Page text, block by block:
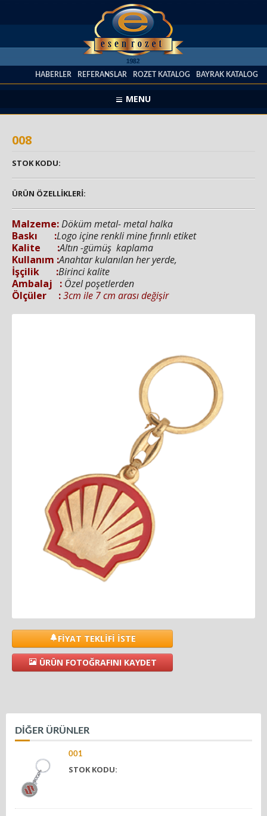
HABERLER REFERANSLAR ROZET KATALOG BAYRAK KATALOG
MENU
008
STOK KODU:
ÜRÜN ÖZELLİKLERİ:
Malzeme:Döküm metal- metal halka
Baskı :Logo içine renkli mine fırınlı etiket
Kalite :Altın -gümüş kaplama
Kullanım :Anahtar kulanılan her yerde,
İşçilik :Birinci kalite
Ambalaj : Özel poşetlerden
Ölçüler :3cm ile 7 cm arası değişir
FİYAT TEKLİFİ İSTE
ÜRÜN FOTOĞRAFINI KAYDET
DİĞER ÜRÜNLER
001
STOK KODU: